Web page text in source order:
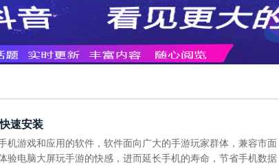
速安装
机游戏和应用的软件，软件面向广大的手游玩家群体，兼容市面
验电脑大屏玩手游的快感，进而延长手机的寿命，节省手机数据